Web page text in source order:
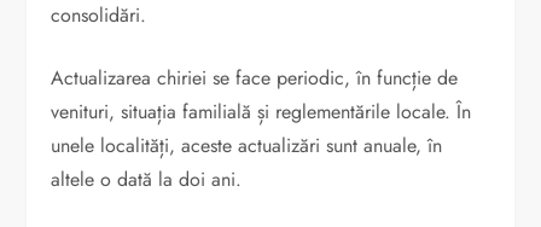
consolidări.
Actualizarea chiriei se face periodic, în funcție de
venituri, situația familială și reglementările locale. În
unele localități, aceste actualizări sunt anuale, în
altele o dată la doi ani.